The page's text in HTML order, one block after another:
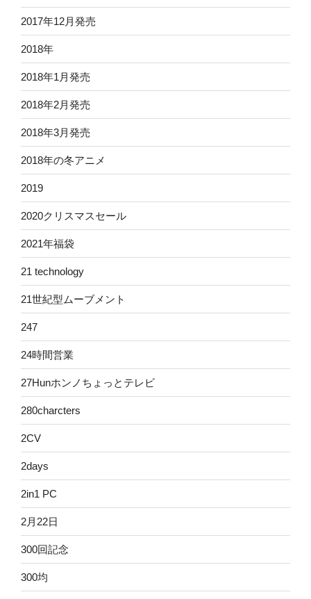
2017年12月発売
2018年
2018年1月発売
2018年2月発売
2018年3月発売
2018年の冬アニメ
2019
2020クリスマスセール
2021年福袋
21 technology
21世紀型ムーブメント
247
24時間営業
27Hunホンノちょっとテレビ
280charcters
2CV
2days
2in1 PC
2月22日
300回記念
300均